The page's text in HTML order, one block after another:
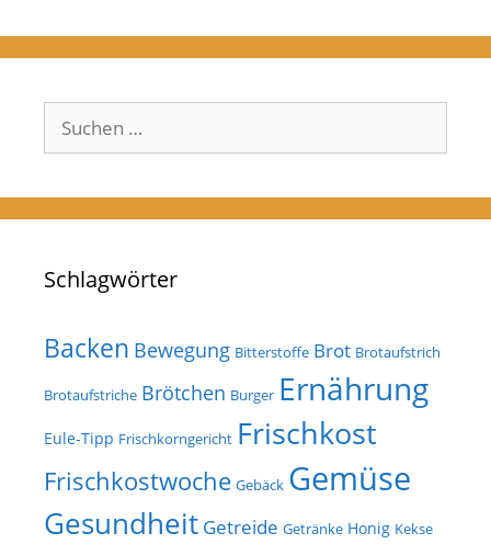
Suchen
nach:
Schlagwörter
Backen Bewegung Bitterstoffe Brot Brotaufstrich
Brotaufstriche Brötchen Burger Ernährung
Eule-Tipp Frischkorngericht Frischkost
Frischkostwoche Gebäck Gemüse
Gesundheit Getreide Getränke Honig Kekse